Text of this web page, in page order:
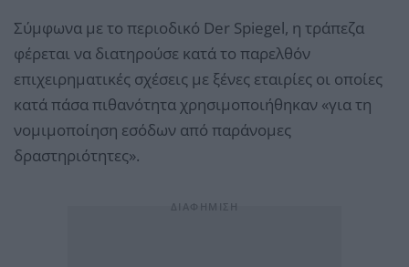
Σύμφωνα με το περιοδικό Der Spiegel, η τράπεζα
φέρεται να διατηρούσε κατά το παρελθόν
επιχειρηματικές σχέσεις με ξένες εταιρίες οι οποίες
κατά πάσα πιθανότητα χρησιμοποιήθηκαν «για τη
νομιμοποίηση εσόδων από παράνομες
δραστηριότητες».